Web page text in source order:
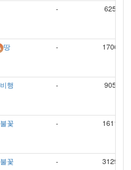
- 625
땅 - 1706
비행 - 905
불꽃 - 1611
불꽃 - 3129